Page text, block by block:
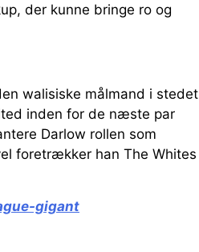
der kunne bringe ro og
walisiske målmand i stedet
inden for de næste par
Darlow rollen som
foretrækker han The Whites
gigant